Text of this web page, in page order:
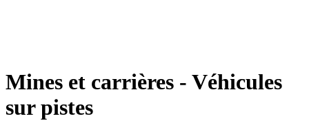
Mines et carrières - Véhicules
sur pistes